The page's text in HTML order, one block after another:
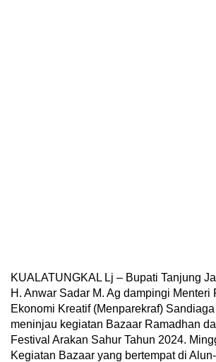
KUALATUNGKAL Lj – Bupati Tanjung
H. Anwar Sadar M. Ag dampingi Menteri
Ekonomi Kreatif (Menparekraf)
meninjau kegiatan Bazaar Ramadhan
Festival Arakan Sahur Tahun 2024.
Kegiatan Bazaar yang bertempat di